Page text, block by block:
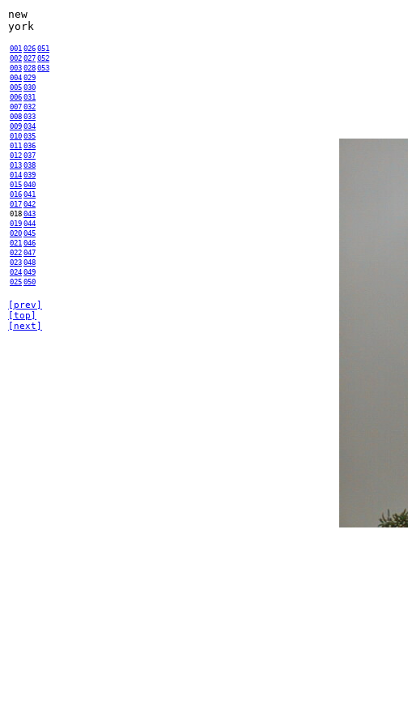
new
york
001 026 051
002 027 052
003 028 053
004 029
005 030
006 031
007 032
008 033
009 034
010 035
011 036
012 037
013 038
014 039
015 040
016 041
017 042
018 043
019 044
020 045
021 046
022 047
023 048
024 049
025 050
[prev]
[top]
[next]